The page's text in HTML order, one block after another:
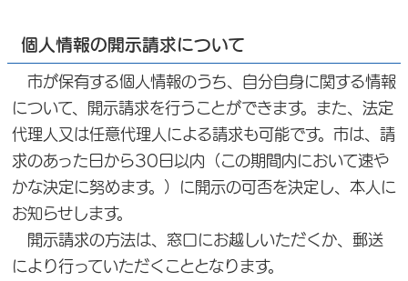
個人情報の開示請求について
市が保有する個人情報のうち、自分自身に関する情報
について、開示請求を行うことができます。また、法定
代理人又は任意代理人による請求も可能です。市は、請
求のあった日から30日以内（この期間内において速や
かな決定に努めます。）に開示の可否を決定し、本人に
お知らせします。
開示請求の方法は、窓口にお越しいただくか、郵送
により行っていただくこととなります。